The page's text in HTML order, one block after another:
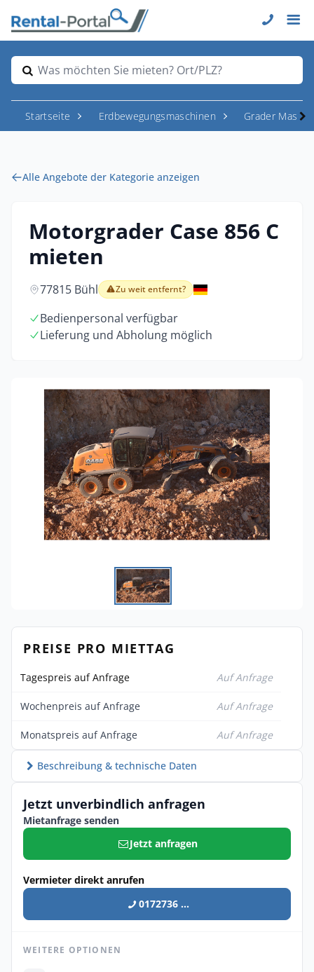
Was möchten Sie mieten? Ort/PLZ?
Startseite Erdbewegungsmaschinen Grader
Alle Angebote der Kategorie anzeigen
Motorgrader Case 856 C
mieten
77815 Bühl Zu weit entfernt?
Bedienpersonal verfügbar
Lieferung und Abholung möglich
PREISE PRO MIETTAG
Tagespreis auf Anfrage Auf Anfrage
Wochenpreis auf Anfrage Auf Anfrage
Monatspreis auf Anfrage Auf Anfrage
Beschreibung & technische Daten
Jetzt unverbindlich anfragen
Mietanfrage senden
Jetzt anfragen
Vermieter direkt anrufen
0172736 ...
WEITERE OPTIONEN